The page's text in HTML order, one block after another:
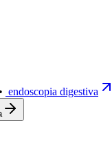
• endoscopia digestiva